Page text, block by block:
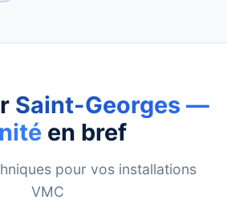
Saint-Georges —
en bref
pour vos installations
VMC